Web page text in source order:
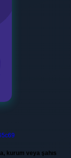
kurum veya şahıs